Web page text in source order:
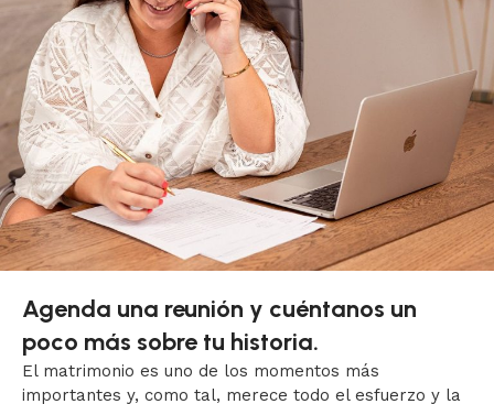
Agenda una reunión y cuéntanos un
poco más sobre tu historia.
El matrimonio es uno de los momentos más
importantes y, como tal, merece todo el esfuerzo y la